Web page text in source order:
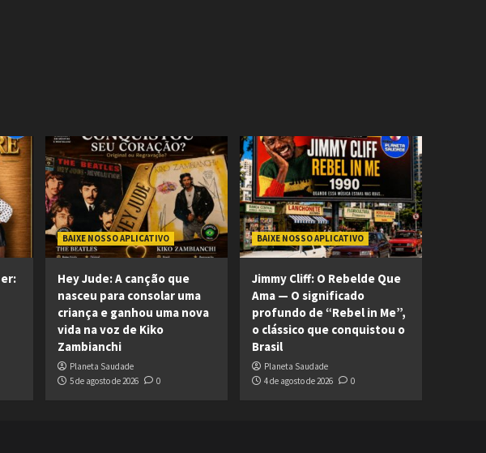
BAIXE NOSSO APLICATIVO
Hey Jude: A canção que
nasceu para consolar uma
criança e ganhou uma nova
vida na voz de Kiko
Zambianchi
Planeta Saudade
5 de agosto de 2026
0
BAIXE NOSSO APLICATIVO
Jimmy Cliff: O Rebelde Que
Ama — O significado
profundo de “Rebel in Me”,
o clássico que conquistou o
Brasil
Planeta Saudade
4 de agosto de 2026
0